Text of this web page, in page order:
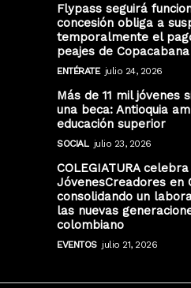
Flypass seguirá
concesión obliga a
temporalmente el
peajes de
ENTÉRATE julio 24, 2026
Más de 11 mil jóvenes
una beca: Antioquia
educación superior
SOCIAL julio 23, 2026
COLEGIATURA
JóvenesCreadores en
consolidando un
las nuevas
colombiano
EVENTOS julio 21, 2026